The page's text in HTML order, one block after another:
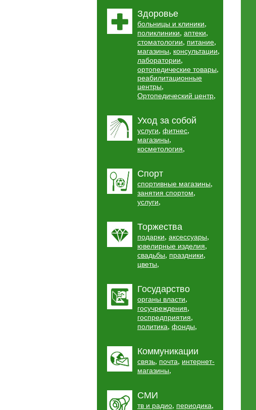
Здоровье
больницы и клиники,
поликлиники, аптеки,
стоматологии, питание,
магазины, консультации,
лаборатории,
ортопедические товары,
реабилитационные
центры,
Ортопедический центр,
Уход за собой
услуги, фитнес,
магазины,
косметология,
Спорт
спортивные магазины,
занятия спортом,
услуги,
Торжества
подарки, аксессуары,
ювелирные изделия,
свадьбы, праздники,
цветы,
Государство
органы власти,
госучреждения,
госпредприятия,
политика, фонды,
Коммуникации
связь, почта, интернет-
магазины,
СМИ
тв и радио, периодика,